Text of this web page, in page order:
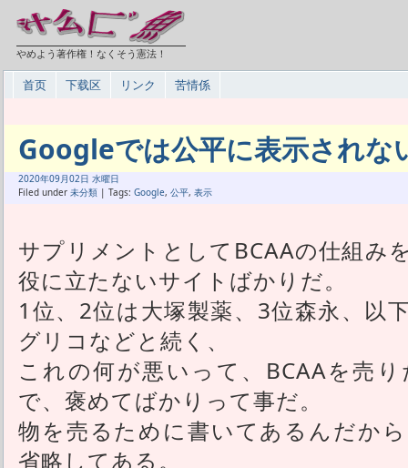
やめよう著作権！なくそう憲法！
首页 下载区 リンク 苦情係
Googleでは公平に表示されな
2020年09月02日 水曜日
Filed under 未分類 | Tags: Google, 公平, 表示
サプリメントとしてBCAAの仕組み
役に立たないサイトばかりだ。
1位、2位は大塚製薬、3位森永、以
グリコなどと続く、
これの何が悪いって、BCAAを売
で、褒めてばかりって事だ。
物を売るために書いてあるんだか
省略してある。